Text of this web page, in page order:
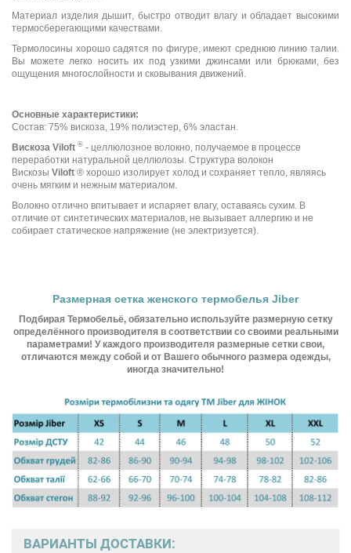
Материал изделия дышит, быстро отводит влагу и обладает высокими
термосберегающими качествами.
Термолосины хорошо садятся по фигуре, имеют среднюю линию талии.
Вы можете легко носить их под узкими джинсами или брюками, без
ощущения многослойности и сковывания движений.
Основные характеристики:
Состав: 75% вискоза, 19% полиэстер, 6% эластан.
Вискоза Viloft ® - целлюлозное волокно, получаемое в процессе
переработки натуральной целлюлозы. Структура волокон
Вискозы Viloft ® хорошо изолирует холод и сохраняет тепло, являясь
очень мягким и нежным материалом.
Волокно отлично впитывает и испаряет влагу, оставаясь сухим. В
отличие от синтетических материалов, не вызывает аллергию и не
собирает статическое напряжение (не электризуется).
Размерная сетка женского термобелья Jiber
Подбирая Термобельё, обязательно используйте размерную сетку
определённого производителя в соответствии со своими реальными
параметрами! У каждого производителя размерные сетки свои,
отличаются между собой и от Вашего обычного размера одежды,
иногда значительно!
ВАРИАНТЫ ДОСТАВКИ: